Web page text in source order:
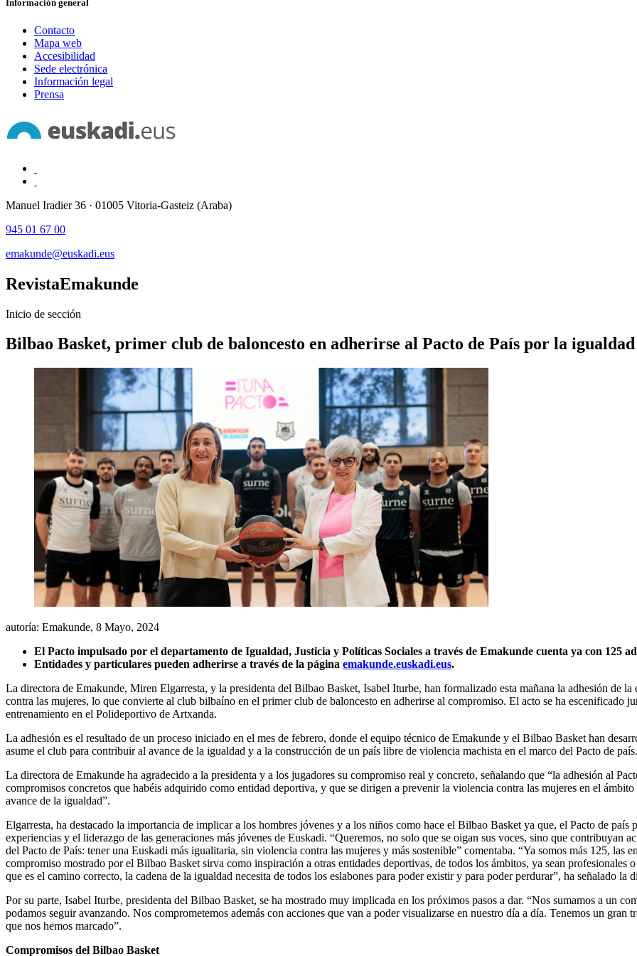
Información general
Contacto
Mapa web
Accesibilidad
Sede electrónica
Información legal
Prensa
Manuel Iradier 36 · 01005 Vitoria-Gasteiz (Araba)
945 01 67 00
emakunde@euskadi.eus
RevistaEmakunde
Inicio de sección
Bilbao Basket, primer club de baloncesto en adherirse al Pacto de País por la igualdad
autoría: Emakunde, 8 Mayo, 2024
El Pacto impulsado por el departamento de Igualdad, Justicia y Políticas Sociales a través de Emakunde cuenta ya con 125
Entidades y particulares pueden adherirse a través de la página emakunde.euskadi.eus.
La directora de Emakunde, Miren Elgarresta, y la presidenta del Bilbao Basket, Isabel Iturbe, han formalizado esta mañana la adhesión de
contra las mujeres, lo que convierte al club bilbaíno en el primer club de baloncesto en adherirse al compromiso. El acto se ha escenificado
entrenamiento en el Polideportivo de Artxanda.
La adhesión es el resultado de un proceso iniciado en el mes de febrero, donde el equipo técnico de Emakunde y el Bilbao Basket han
asume el club para contribuir al avance de la igualdad y a la construcción de un país libre de violencia machista en el marco del Pacto de país.
La directora de Emakunde ha agradecido a la presidenta y a los jugadores su compromiso real y concreto, señalando que “la adhesión al
compromisos concretos que habéis adquirido como entidad deportiva, y que se dirigen a prevenir la violencia contra las mujeres en el
avance de la igualdad”.
Elgarresta, ha destacado la importancia de implicar a los hombres jóvenes y a los niños como hace el Bilbao Basket ya que, el Pacto de
experiencias y el liderazgo de las generaciones más jóvenes de Euskadi. “Queremos, no solo que se oigan sus voces, sino que contribuyan
del Pacto de País: tener una Euskadi más igualitaria, sin violencia contra las mujeres y más sostenible” comentaba. “Ya somos más 125, las
compromiso mostrado por el Bilbao Basket sirva como inspiración a otras entidades deportivas, de todos los ámbitos, ya sean profesionales
que es el camino correcto, la cadena de la igualdad necesita de todos los eslabones para poder existir y para poder perdurar”, ha señalado la
Por su parte, Isabel Iturbe, presidenta del Bilbao Basket, se ha mostrado muy implicada en los próximos pasos a dar. “Nos sumamos a un
podamos seguir avanzando. Nos comprometemos además con acciones que van a poder visualizarse en nuestro día a día. Tenemos un
que nos hemos marcado”.
Compromisos del Bilbao Basket